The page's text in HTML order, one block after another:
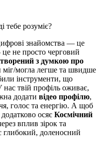
тебе розуміє?
знайомства — це
не просто черговий
з думкою про
могла легше та швидше
інструменти, що
нас твій профіль оживає,
додати відео профілю,
голос та енергію. А щоб
осяє Космічний
вплив зірок та
глибокий, доленосний